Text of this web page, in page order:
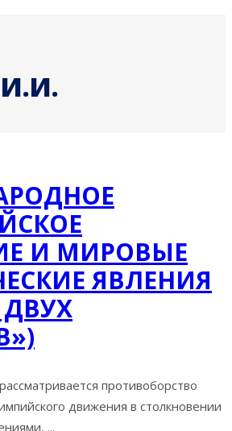
И МИРОВЫЕ
ЯВЛЕНИЯ
ДВУХ
противоборство
движения в столкновении
...